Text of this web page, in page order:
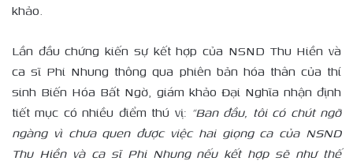
khảo.
Lần đầu chứng kiến sự kết hợp của NSND Thu Hiền và
ca sĩ Phi Nhung thông qua phiên bản hóa thân của thí
sinh Biến Hóa Bất Ngờ, giám khảo Đại Nghĩa nhận định
tiết mục có nhiều điểm thú vị: “Ban đầu, tôi có chút ngỡ
ngàng vì chưa quen được việc hai giọng ca của NSND
Thu Hiền và ca sĩ Phi Nhung nếu kết hợp sẽ như thế